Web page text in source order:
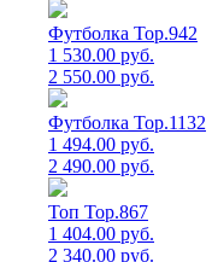
Футболка Top.942
1 530.00 руб.
2 550.00 руб.
Футболка Top.1132
1 494.00 руб.
2 490.00 руб.
Топ Top.867
1 404.00 руб.
2 340.00 руб.